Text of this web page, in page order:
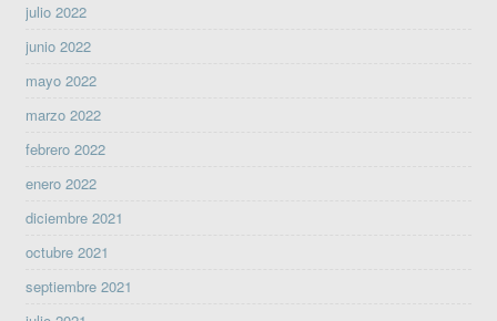
julio 2022
junio 2022
mayo 2022
marzo 2022
febrero 2022
enero 2022
diciembre 2021
octubre 2021
septiembre 2021